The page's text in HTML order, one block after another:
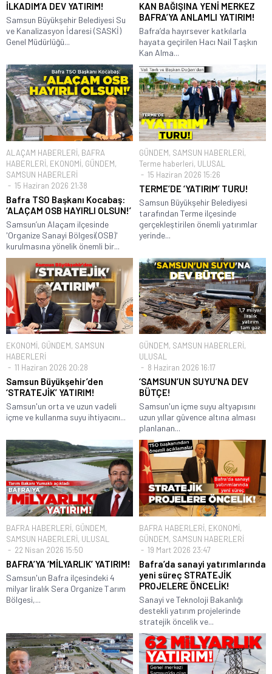
İLKADIM’A DEV YATIRIM!
Samsun Büyükşehir Belediyesi Su
ve Kanalizasyon İdaresi (SASKİ)
Genel Müdürlüğü...
KAN BAĞIŞINA YENİ MERKEZ
BAFRA’YA ANLAMLI YATIRIM!
Bafra’da hayırsever katkılarla
hayata geçirilen Hacı Nail Taşkın
Kan Alma...
ALAÇAM HABERLERİ, BAFRA
HABERLERİ, EKONOMİ, GÜNDEM,
SAMSUN HABERLERİ
15 Haziran 2026 21:38
Bafra TSO Başkanı Kocabaş:
‘ALAÇAM OSB HAYIRLI OLSUN!’
Samsun’un Alaçam ilçesinde
'Organize Sanayi Bölgesi(OSB)'
kurulmasına yönelik önemli bir...
GÜNDEM, SAMSUN HABERLERİ,
Terme haberleri, ULUSAL
15 Haziran 2026 15:26
TERME’DE ‘YATIRIM’ TURU!
Samsun Büyükşehir Belediyesi
tarafından Terme ilçesinde
gerçekleştirilen önemli yatırımlar
yerinde...
EKONOMİ, GÜNDEM, SAMSUN
HABERLERİ
11 Haziran 2026 20:28
Samsun Büyükşehir’den
‘STRATEJİK’ YATIRIM!
Samsun'un orta ve uzun vadeli
içme ve kullanma suyu ihtiyacını...
GÜNDEM, SAMSUN HABERLERİ,
ULUSAL
8 Haziran 2026 16:17
‘SAMSUN’UN SUYU’NA DEV
BÜTÇE!
Samsun'un içme suyu altyapısını
uzun yıllar güvence altına alması
planlanan...
BAFRA HABERLERİ, GÜNDEM,
SAMSUN HABERLERİ, ULUSAL
22 Nisan 2026 15:50
BAFRA’YA ‘MİLYARLIK’ YATIRIM!
Samsun'un Bafra ilçesindeki 4
milyar liralık Sera Organize Tarım
Bölgesi,...
BAFRA HABERLERİ, EKONOMİ,
GÜNDEM, SAMSUN HABERLERİ
19 Mart 2026 23:47
Bafra’da sanayi yatırımlarında
yeni süreç STRATEJİK
PROJELERE ÖNCELİK!
Sanayi ve Teknoloji Bakanlığı
destekli yatırım projelerinde
stratejik öncelik ve...